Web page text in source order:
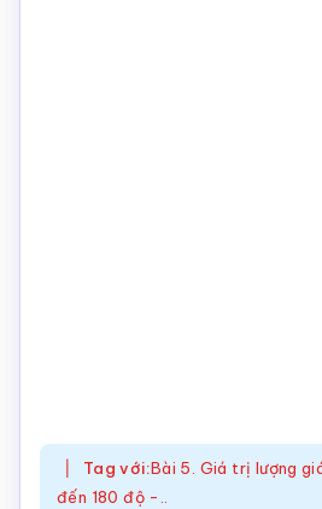
Tag với:Bài 5. Giá trị lượng
đến 180 độ -..